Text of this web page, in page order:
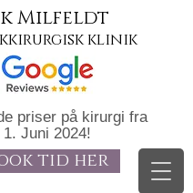
Milfeldt
klinik
tid her
priser på kirurgi fra
1. Juni 2024!